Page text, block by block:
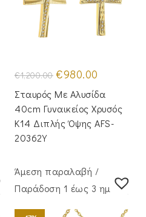
€1,200.00 Original
price
was:
€1,200.00.
€980.00
τιμή
είναι:
€980.00.
Σταυρός Mε Aλυσίδα
40cm Γυναικείος Χρυσός
Κ14 Διπλής Όψης AFS-
20362Y
Άμεση παραλαβή /
Παράδoση 1 έως 3 ημέρες